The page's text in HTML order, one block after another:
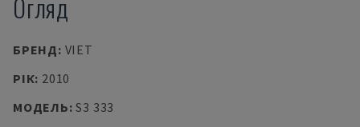
Огляд
БРЕНД: VIET
РІК: 2010
МОДЕЛЬ:S3 333